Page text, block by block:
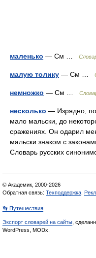
маленько — См …
малую толику — См …
немножко — См …
несколько — Изрядно,
мало мальски, до
сражениях. Он одарил
мальски знаком с
Словарь русских
© Академик, 2000-2026
Обратная связь: Техподдержка
👣 Путешествия
Экспорт словарей на сайты ,
WordPress, MODx.